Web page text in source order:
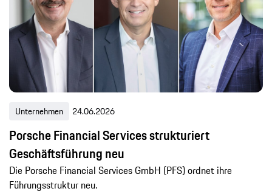
Unternehmen 24.06.2026
Porsche Financial Services strukturiert
Geschäftsführung neu
Die Porsche Financial Services GmbH (PFS) ordnet ihre
Führungsstruktur neu.